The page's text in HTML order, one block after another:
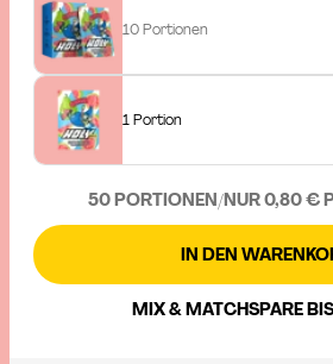
10 Portionen
1 Portion
50 PORTIONEN/NUR 0,80 €
IN DEN
MIX & MATCHSPARE